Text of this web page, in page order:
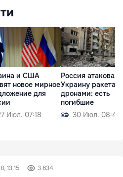
и США
новое мирное
для
Июл. 07:18
Россия атаковала
Украину
дронами: есть
погибшие
30 Июл. 08:45
13:15 3 634